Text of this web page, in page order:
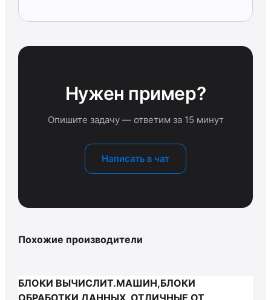
Нужен пример?
Опишите задачу — ответим за 15 минут
Написать в чат
Похожие производители
БЛОКИ ВЫЧИСЛИТ.МАШИН,БЛОКИ
ОБРАБОТКИ ДАННЫХ, ОТЛИЧНЫЕ ОТ